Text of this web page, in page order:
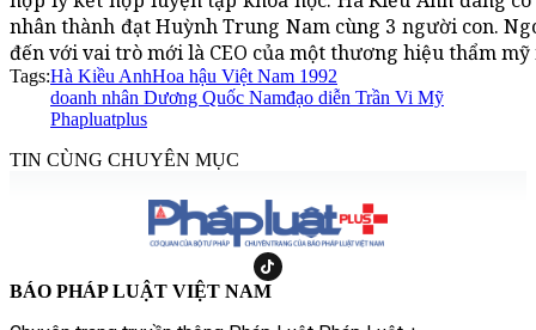
nhân thành đạt Huỳnh Trung Nam cùng 3 người con.
đến với vai trò mới là CEO của một thương hiệu thẩm
Tags:Hà Kiều AnhHoa hậu Việt Nam 1992
doanh nhân Dương Quốc Namđạo diễn Trần Vi Mỹ
Phapluatplus
TIN CÙNG CHUYÊN MỤC
BÁO PHÁP LUẬT VIỆT NAM